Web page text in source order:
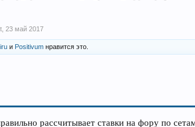
23 май 2017
и Positivum нравится это.
рассчитывает ставки на фору по